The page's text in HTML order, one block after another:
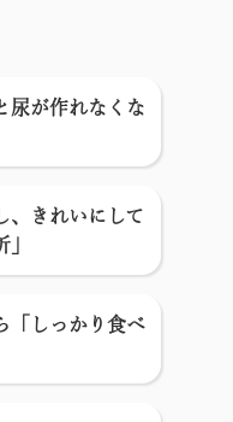
尿が作れなくな
、きれいにして
「しっかり食べ